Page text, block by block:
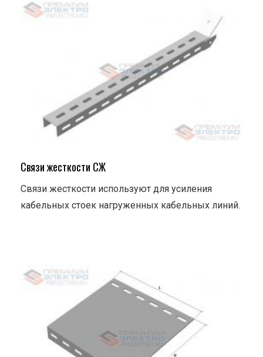
Связи жесткости СЖ
Связи жесткости используют для усиления
кабельных стоек нагруженных кабельных линий.